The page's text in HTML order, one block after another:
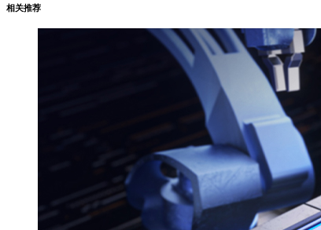
相关推荐